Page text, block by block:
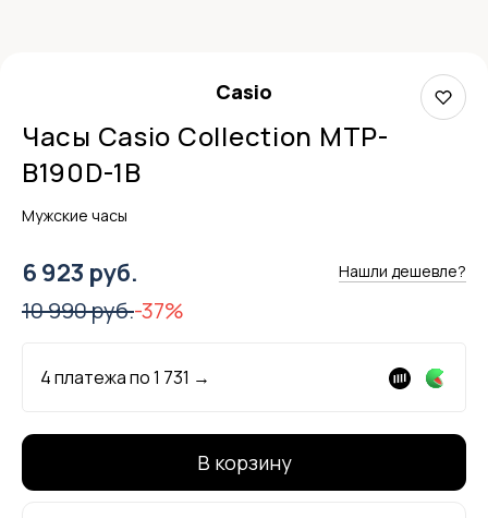
Casio
Часы Casio Collection MTP-
B190D-1B
Мужские часы
6 923 руб. Нашли дешевле?
10 990 руб.-37%
4 платежа по1 731 →
В корзину